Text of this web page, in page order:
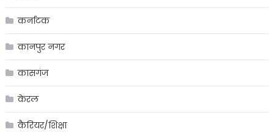
कर्नाटक
कानपुर नगर
कासगंज
केरल
कैरियर/शिक्षा